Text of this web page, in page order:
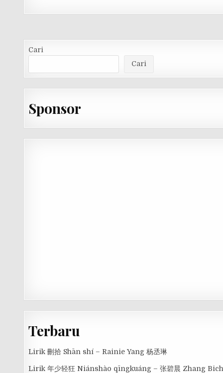
Cari
Cari
Sponsor
Terbaru
Lirik 刪拾 Shān shí – Rainie Yang 杨丞琳
Lirik 年少轻狂 Niánshào qīngkuáng – 张碧晨 Zhang